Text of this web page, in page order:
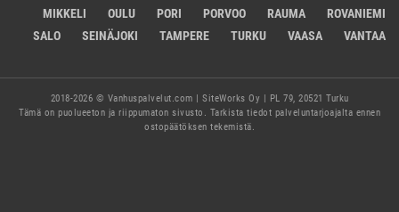
MIKKELI
OULU PORI PORVOO RAUMA
ROVANIEMI
SALO
SEINÄJOKI TAMPERE TURKU VAASA VANTAA
2018-2026 © Vanhuspalvelut.com | SiteWorks Oy | PL 79, 20521 Turku
Tämä on puolueeton ja riippumaton sivusto. Tarkista tiedot palveluntarjoajalta ennen
ostopäätöksen tekemistä.